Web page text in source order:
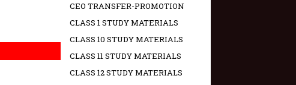
CEO TRANSFER-PROMOTION
CLASS 1 STUDY MATERIALS
CLASS 10 STUDY MATERIALS
CLASS 11 STUDY MATERIALS
CLASS 12 STUDY MATERIALS